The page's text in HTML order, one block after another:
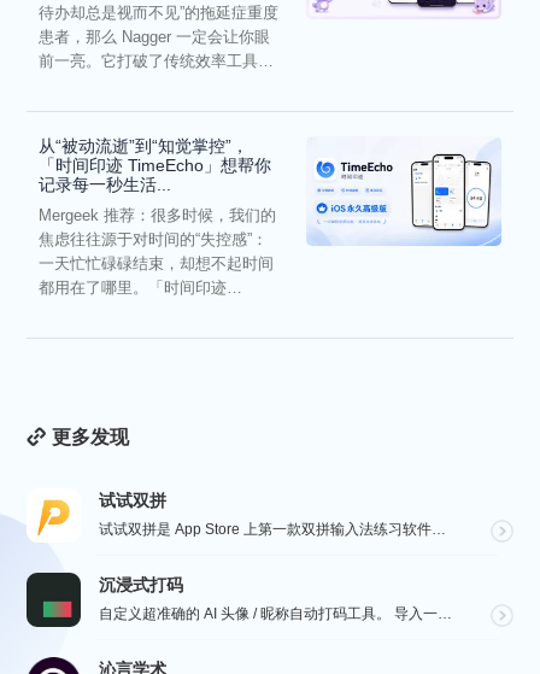
待办却总是视而不见”的拖延症重度
患者，那么 Nagger 一定会让你眼
前一亮。它打破了传统效率工具冰
从“被动流逝”到“知觉掌控”，
「时间印迹 TimeEcho」想帮你
记录每一秒生活...
Mergeek 推荐：很多时候，我们的
焦虑往往源于对时间的“失控感”：
一天忙忙碌碌结束，却想不起时间
都用在了哪里。「时间印迹
更多发现
试试双拼
试试双拼是 App Store 上第一款双拼输入法练习软件，通过这个软件你能方便的学习双拼规则，练习...
沉浸式打码
自定义超准确的 AI 头像 / 昵称自动打码工具。 导入一张微信聊天截图，或者抖音/小红书/微博评论...
沁言学术